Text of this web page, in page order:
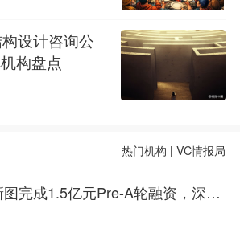
设计咨询公
构盘点
热门机构 |VC情报局
完成1.5亿元Pre-A轮融资，深耕i